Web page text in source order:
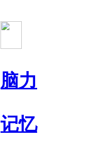
脑力
记忆